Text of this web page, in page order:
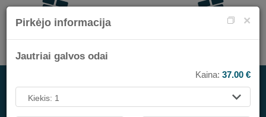
SPA PASLAUGOMS
×
Pirkėjo informacija
Jautriai galvos odai
Kaina: 37.00 €